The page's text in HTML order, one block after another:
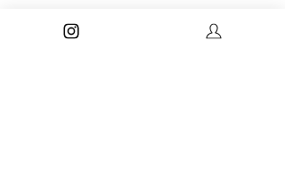
comunicación y cada entrega reflejen el nivel de dedicación,
rigor y coherencia que caracteriza a la firma.